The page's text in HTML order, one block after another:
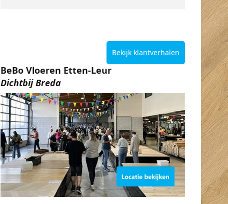
Bekijk klantverhalen
BeBo Vloeren Etten-Leur
Dichtbij Breda